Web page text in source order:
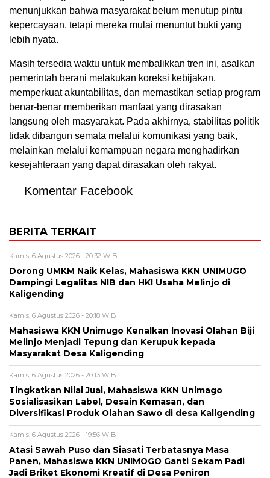
menunjukkan bahwa masyarakat belum menutup pintu
kepercayaan, tetapi mereka mulai menuntut bukti yang
lebih nyata.
Masih tersedia waktu untuk membalikkan tren ini, asalkan
pemerintah berani melakukan koreksi kebijakan,
memperkuat akuntabilitas, dan memastikan setiap program
benar-benar memberikan manfaat yang dirasakan
langsung oleh masyarakat. Pada akhirnya, stabilitas politik
tidak dibangun semata melalui komunikasi yang baik,
melainkan melalui kemampuan negara menghadirkan
kesejahteraan yang dapat dirasakan oleh rakyat.
Komentar Facebook
BERITA TERKAIT
Kamis, 6 Agustus 2026 - 20:32 WIB
Dorong UMKM Naik Kelas, Mahasiswa KKN UNIMUGO
Dampingi Legalitas NIB dan HKI Usaha Melinjo di
Kaligending
Kamis, 6 Agustus 2026 - 20:18 WIB
Mahasiswa KKN Unimugo Kenalkan Inovasi Olahan Biji
Melinjo Menjadi Tepung dan Kerupuk kepada
Masyarakat Desa Kaligending
Kamis, 6 Agustus 2026 - 20:13 WIB
Tingkatkan Nilai Jual, Mahasiswa KKN Unimago
Sosialisasikan Label, Desain Kemasan, dan
Diversifikasi Produk Olahan Sawo di desa Kaligending
Kamis, 6 Agustus 2026 - 19:56 WIB
Atasi Sawah Puso dan Siasati Terbatasnya Masa
Panen, Mahasiswa KKN UNIMOGO Ganti Sekam Padi
Jadi Briket Ekonomi Kreatif di Desa Peniron